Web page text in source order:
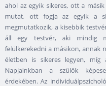
ahol az egyik sikeres, ott a
mutat, ott fogja az egyik a
megmutatkozik, a kisebbik
áll egy testvér, aki mindig
felülkerekedni a másikon, annak
életben is sikeres legyen, míg
Napjainkban a szülők
érdekében. Az